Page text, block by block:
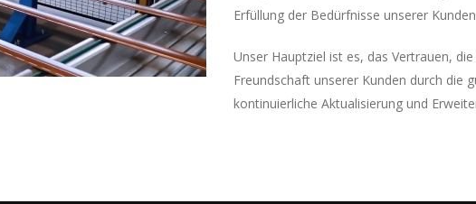
Erfüllung der Bedürfnisse unserer
Unser Hauptziel ist es, das Vertrauen,
Freundschaft unserer Kunden durch die
kontinuierliche Aktualisierung und